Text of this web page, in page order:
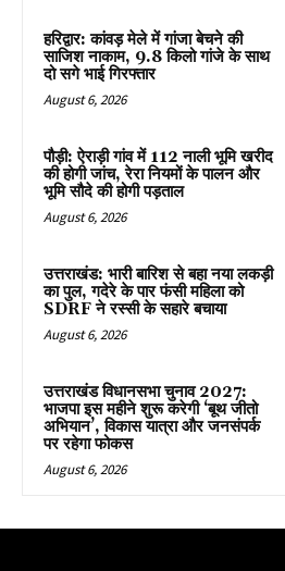
हरिद्वार: कांवड़ मेले में गांजा बेचने की
साजिश नाकाम, 9.8 किलो गांजे के साथ
दो सगे भाई गिरफ्तार
August 6, 2026
पौड़ी: ऐराड़ी गांव में 112 नाली भूमि खरीद
की होगी जांच, रेरा नियमों के पालन और
भूमि सौदे की होगी पड़ताल
August 6, 2026
उत्तराखंड: भारी बारिश से बहा नया लकड़ी
का पुल, गदेरे के पार फंसी महिला को
SDRF ने रस्सी के सहारे बचाया
August 6, 2026
उत्तराखंड विधानसभा चुनाव 2027:
भाजपा इस महीने शुरू करेगी ‘बूथ जीतो
अभियान’, विकास यात्रा और जनसंपर्क
पर रहेगा फोकस
August 6, 2026